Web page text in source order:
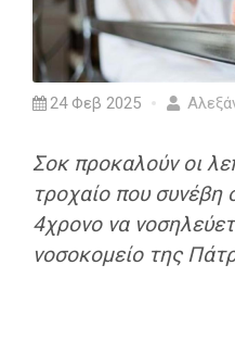
24 Φεβ 2025
Σοκ προκαλούν οι
τροχαίο που συνέβη
4χρονο να
νοσοκομείο της